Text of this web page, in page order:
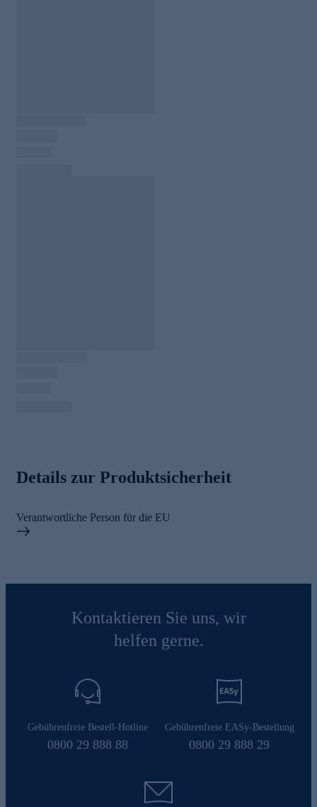
Details zur Produktsicherheit
Verantwortliche Person für die EU
Kontaktieren Sie uns, wir
helfen gerne.
Gebührenfreie Bestell-Hotline
0800 29 888 88
Gebührenfreie EASy-Bestellung
0800 29 888 29